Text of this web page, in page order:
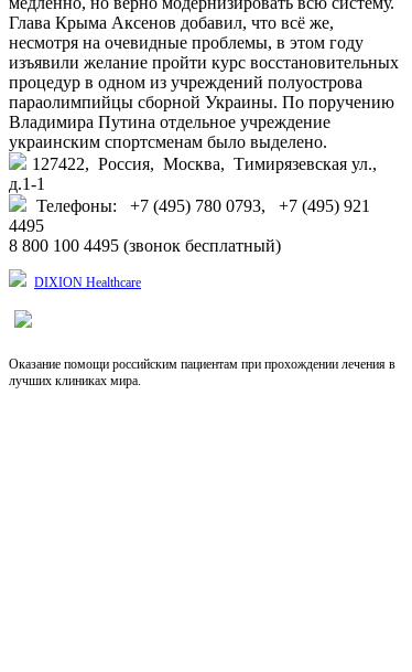
Глава Крыма Аксенов добавил, что всё же,
несмотря на очевидные проблемы, в этом году
изъявили желание пройти курс восстановительных
процедур в одном из учреждений полуострова
параолимпийцы сборной Украины. По поручению
Владимира Путина отдельное учреждение
украинским спортсменам было выделено.
127422, Россия, Москва, Тимирязевская ул.,
д.1-1
Телефоны: +7 (495) 780 0793, +7 (495) 921
4495
8 800 100 4495 (звонок бесплатный)
DIXION Healthcare
Оказание помощи российским пациентам при прохождении лечения в
лучших клиниках мира.